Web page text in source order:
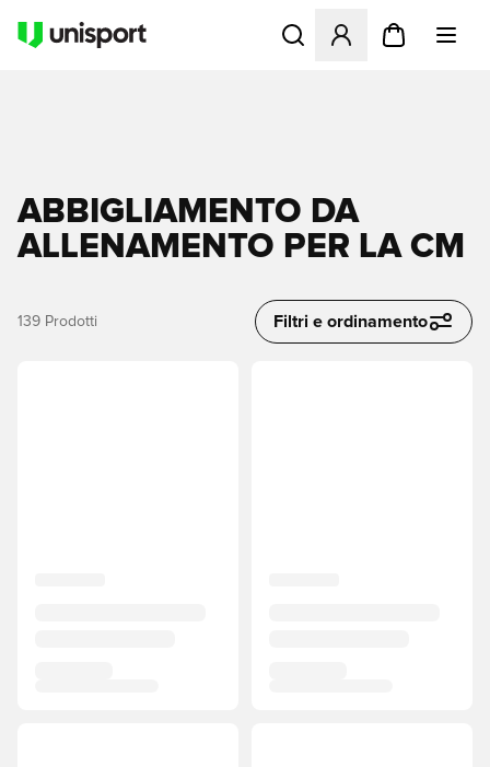
Apre una finestra modale
ABBIGLIAMENTO DA
ALLENAMENTO PER LA CM
139 Prodotti Filtri e ordinamento